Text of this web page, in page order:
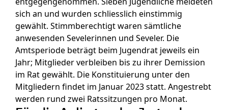
sich an und wurden schliesslich einstimmig
gewählt. Stimmberechtigt waren sämtliche
anwesenden Sevelerinnen und Seveler. Die
Amtsperiode beträgt beim Jugendrat jeweils ein
Jahr; Mitglieder verbleiben bis zu ihrer Demission
im Rat gewählt. Die Konstituierung unter den
Mitgliedern findet im Januar 2023 statt. Angestrebt
werden rund zwei Ratssitzungen pro Monat.